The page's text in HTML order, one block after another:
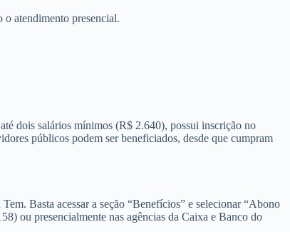
o atendimento presencial.
dois salários mínimos (R$ 2.640), possui inscrição no
públicos podem ser beneficiados, desde que cumpram
Basta acessar a seção “Benefícios” e selecionar “Abono
ou presencialmente nas agências da Caixa e Banco do